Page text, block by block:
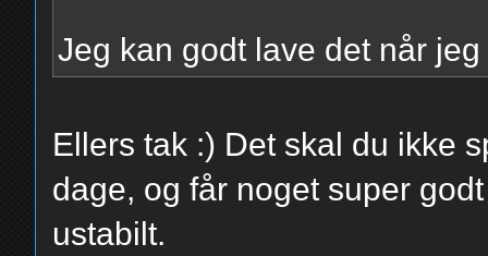
Jeg kan godt lave det når
Ellers tak :) Det skal du ikke
dage, og får noget super
ustabilt.